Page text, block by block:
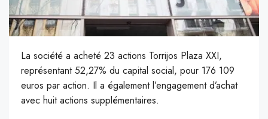
La société a acheté 23 actions Torrijos Plaza XXI,
représentant 52,27% du capital social, pour 176 109
euros par action. Il a également l’engagement d’achat
avec huit actions supplémentaires.